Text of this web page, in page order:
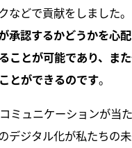
などで貢献をしました。
承認するかどうかを心
ことが可能であり、ま
とができるのです。
ュニケーションが当
デジタル化が私たちの